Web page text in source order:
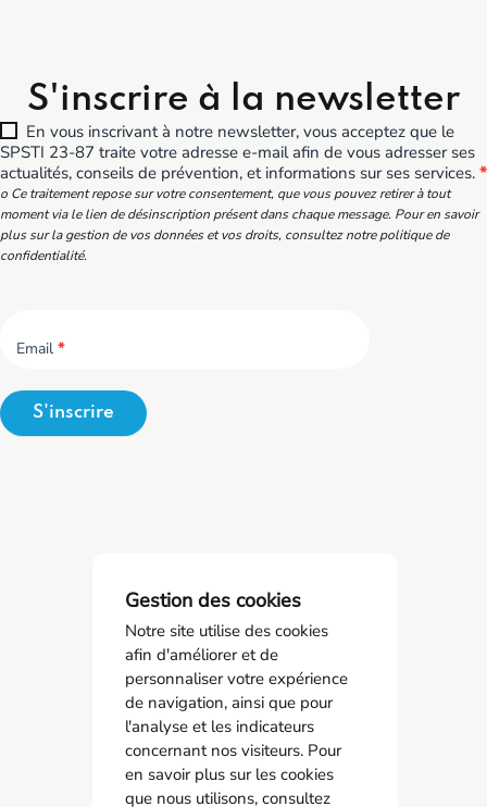
S'inscrire à la newsletter
En vous inscrivant à notre newsletter, vous acceptez que le
SPSTI 23-87 traite votre adresse e-mail afin de vous adresser ses
actualités, conseils de prévention, et informations sur ses services. *
o Ce traitement repose sur votre consentement, que vous pouvez retirer à tout
moment via le lien de désinscription présent dans chaque message. Pour en savoir
plus sur la gestion de vos données et vos droits, consultez notre politique de
confidentialité.
Email *
S'inscrire
SPSTI 23/87
05 55 77 65 63
contact@spsti23-87.fr
Gestion des cookies
Notre site utilise des cookies
afin d'améliorer et de
personnaliser votre expérience
de navigation, ainsi que pour
l'analyse et les indicateurs
concernant nos visiteurs. Pour
en savoir plus sur les cookies
que nous utilisons, consultez